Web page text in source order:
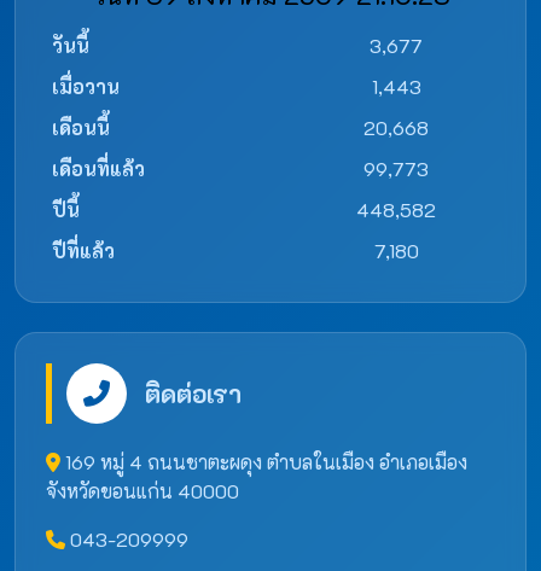
วันนี้
3,677
เมื่อวาน
1,443
เดือนนี้
20,668
เดือนที่แล้ว
99,773
ปีนี้
448,582
ปีที่แล้ว
7,180
ติดต่อเรา
169 หมู่ 4 ถนนชาตะผดุง ตำบลในเมือง อำเภอเมือง
จังหวัดขอนแก่น 40000
043-209999